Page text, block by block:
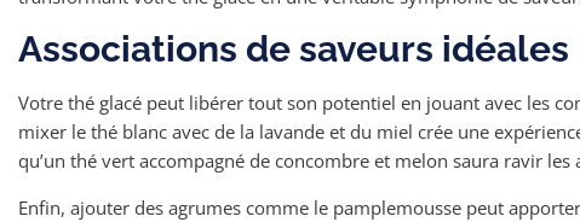
Associations de saveurs idéales
Votre thé glacé peut libérer tout son potentiel en jouant avec les
mixer le thé blanc avec de la lavande et du miel crée une
qu’un thé vert accompagné de concombre et melon saura ravir
Enfin, ajouter des agrumes comme le pamplemousse peut